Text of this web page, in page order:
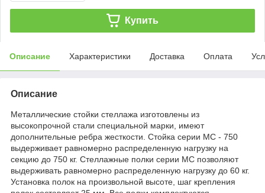
Купить
Описание Характеристики Доставка Оплата
Описание
Металлические стойки стеллажа изготовлены из
высокопрочной стали специальной марки, имеют
дополнительные ребра жесткости. Стойка серии МС - 750
выдерживает равномерно распределенную нагрузку на
секцию до 750 кг. Стеллажные полки серии МС позволяют
выдерживать равномерно распределенную нагрузку до 60 кг.
Установка полок на произвольной высоте, шаг крепления